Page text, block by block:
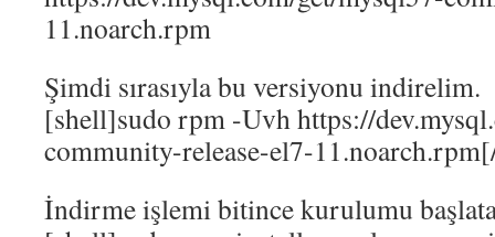
11.noarch.rpm
Şimdi sırasıyla bu versiyonu indirelim.
[shell]sudo rpm -Uvh https://
community-release-el7-
İndirme işlemi bitince kurulumu